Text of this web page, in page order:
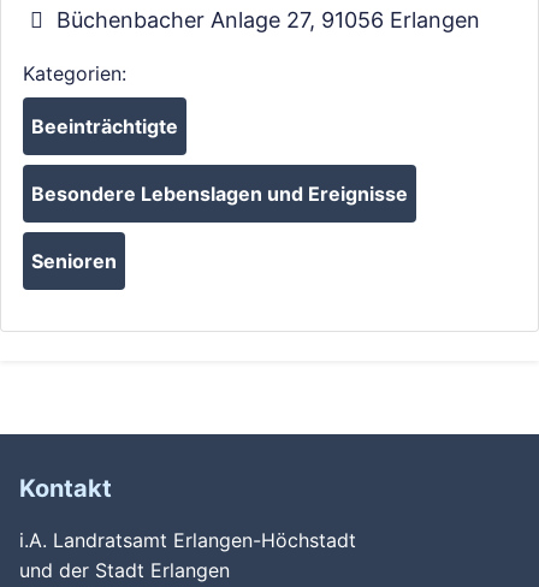
Büchenbacher Anlage 27, 91056 Erlangen
Kategorien:
Beeinträchtigte
Besondere Lebenslagen und Ereignisse
Senioren
Kontakt
i.A. Landratsamt Erlangen-Höchstadt
und der Stadt Erlangen